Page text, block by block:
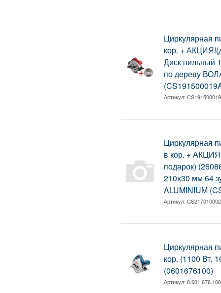
Циркулярная
кор. +
Диск пильный
по дереву
Артикул:
Циркулярная
в кор. +
подарок)
210х30 мм 64
ALUMINIUM
Артикул:
Циркулярная
кор. (1100 Вт,
(0601676100)
Артикул:0.601.676.100